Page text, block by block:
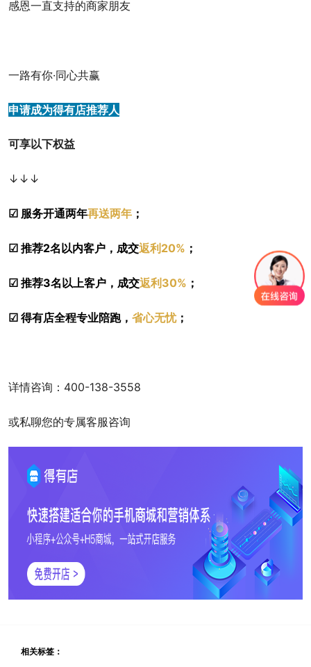
感恩一直支持的商家朋友
一路有你·同心共赢
申请成为得有店推荐人
可享以下权益
↓↓↓
☑ 服务开通两年再送两年；
☑ 推荐2名以内客户，成交返利20% ；
☑ 推荐3名以上客户，成交返利30% ；
☑ 得有店全程专业陪跑， 省心无忧；
详情咨询：400-138-3558
或私聊您的专属客服咨询
相关标签：